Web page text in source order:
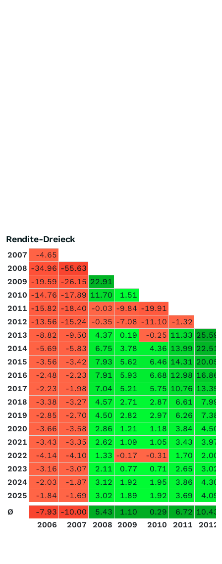
Rendite-Dreieck
2007
-4.65
2008 -34.96 -55.63
2009 -19.59 -26.15 22.91
2010 -14.76 -17.89 11.70
1.51
2011 -15.82 -18.40 -0.03 -9.84 -19.91
2012 -13.56 -15.24 -0.35 -7.08 -11.10 -1.32
2013
-8.82 -9.50 4.37 0.19 -0.25 11.33 25.59
2014
-5.69 -5.83 6.75 3.78 4.36 13.99 22.51
2015
-3.56 -3.42 7.93 5.62 6.46 14.31 20.05
2016
-2.48 -2.23 7.91 5.93 6.68 12.98 16.86
2017
-2.23 -1.98 7.04 5.21 5.75 10.76 13.35
2018
-3.38 -3.27 4.57 2.71 2.87 6.61
7.99
2019
-2.85 -2.70 4.50 2.82 2.97 6.26
7.38
2020
-3.66 -3.58 2.86 1.21 1.18 3.84
4.50
2021
-3.43 -3.35 2.62 1.09 1.05 3.43
3.97
2022
-4.14 -4.10 1.33 -0.17 -0.31 1.70
2.00
2023
-3.16 -3.07 2.11 0.77 0.71 2.65
3.02
2024
-2.03 -1.87 3.12 1.92 1.95 3.86
4.30
2025
-1.84 -1.69 3.02 1.89 1.92 3.69
4.09
Ø
-7.93 -10.00 5.43 1.10 0.29 6.72 10.43
2006
2007 2008 2009 2010 2011 2012